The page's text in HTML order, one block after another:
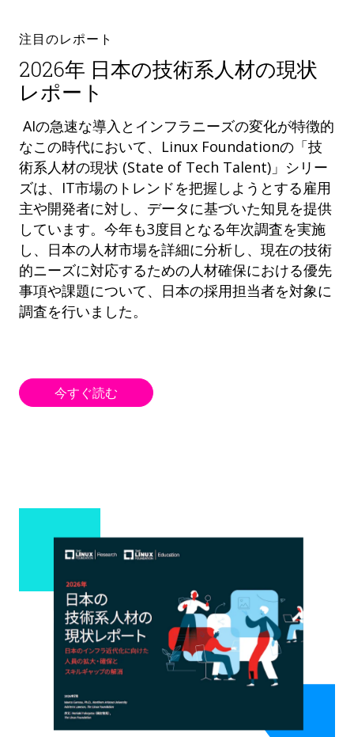
注目のレポート
2026年 日本の技術系人材の現状
レポート
AIの急速な導入とインフラニーズの変化が特徴的
なこの時代において、Linux Foundationの「技
術系人材の現状 (State of Tech Talent)」シリー
ズは、IT市場のトレンドを把握しようとする雇用
主や開発者に対し、データに基づいた知見を提供
しています。今年も3度目となる年次調査を実施
し、日本の人材市場を詳細に分析し、現在の技術
的ニーズに対応するための人材確保における優先
事項や課題について、日本の採用担当者を対象に
調査を行いました。
今すぐ読む